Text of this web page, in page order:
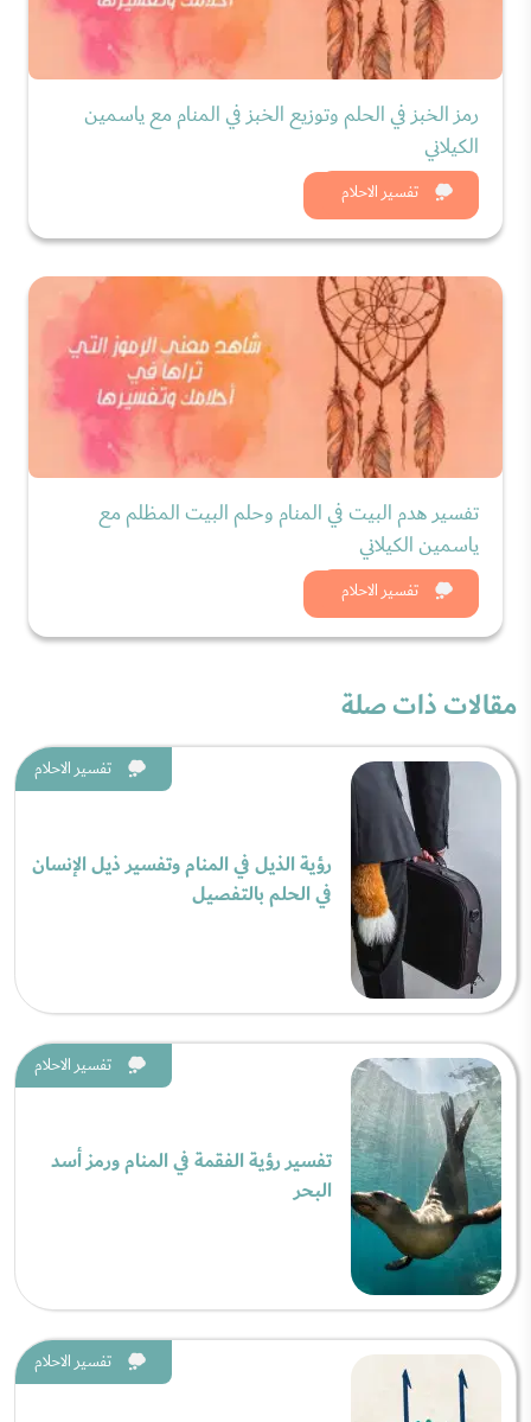
تفسير الاحلام
رمز الخبز في الحلم وتوزيع الخبز في المنام مع ياسمين
الكيلاني
شاهد الان
تفسير الاحلام
تفسير هدم البيت في المنام وحلم البيت المظلم مع
ياسمين الكيلاني
شاهد الان
مقالات ذات صلة
تفسير الاحلام
رؤية الذيل في المنام وتفسير ذيل الإنسان
في الحلم بالتفصيل
تفسير الاحلام
تفسير رؤية الفقمة في المنام ورمز أسد
البحر
تفسير الاحلام